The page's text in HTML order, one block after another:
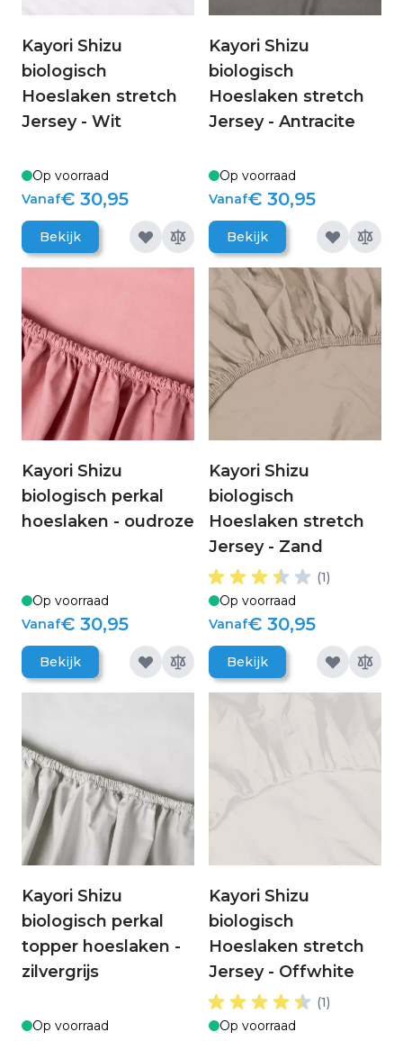
Kayori Shizu
biologisch
Hoeslaken stretch
Jersey - Wit
Op voorraad
Vanaf€ 30,95
Bekijk
Kayori Shizu
biologisch
Hoeslaken stretch
Jersey - Antracite
Op voorraad
Vanaf€ 30,95
Bekijk
Kayori Shizu
biologisch perkal
hoeslaken - oudroze
Op voorraad
Vanaf€ 30,95
Bekijk
Kayori Shizu
biologisch
Hoeslaken stretch
Jersey - Zand
(1)
Op voorraad
Vanaf€ 30,95
Bekijk
Kayori Shizu
biologisch perkal
topper hoeslaken -
zilvergrijs
Op voorraad
Kayori Shizu
biologisch
Hoeslaken stretch
Jersey - Offwhite
(1)
Op voorraad